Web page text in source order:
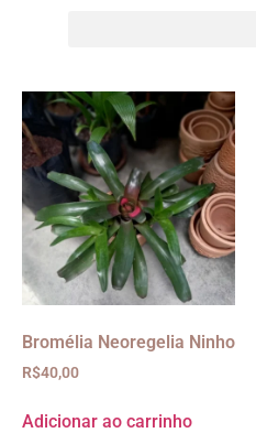
Bromélia Neoregelia Ninho
R$40,00
Adicionar ao carrinho